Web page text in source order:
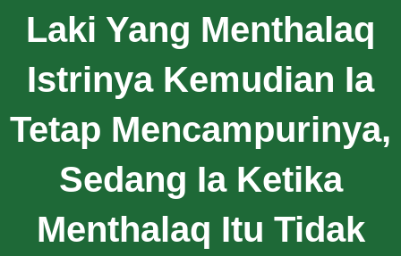
Laki Yang Menthalaq
Istrinya Kemudian Ia
Tetap Mencampurinya,
Sedang Ia Ketika
Menthalaq Itu Tidak